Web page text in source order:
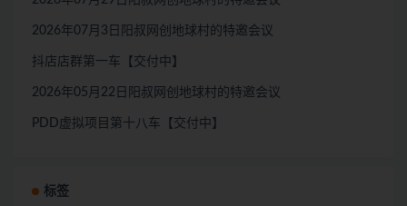
2026年07月3日阳叔网创地球村的特邀会议
抖店店群第一车【交付中】
2026年05月22日阳叔网创地球村的特邀会议
PDD虚拟项目第十八车【交付中】
标签